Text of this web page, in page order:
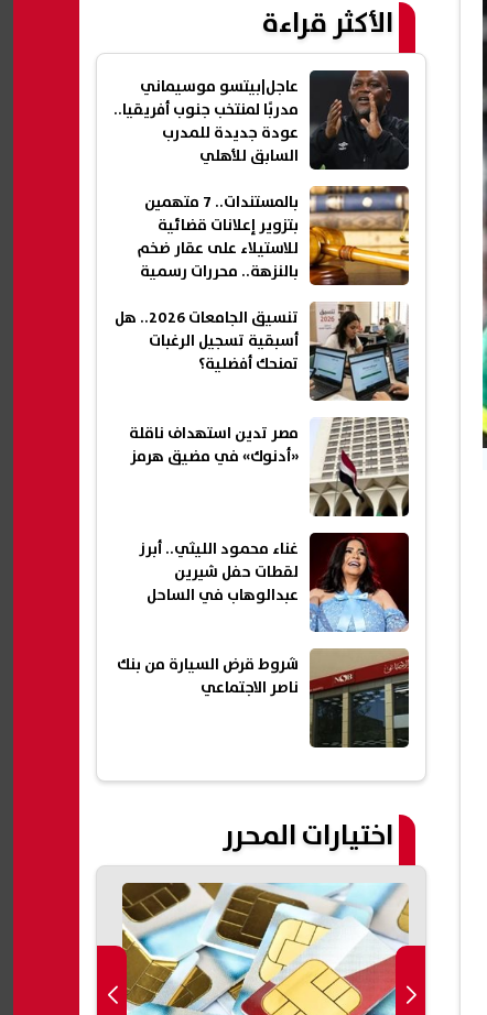
الأكثر قراءة
عاجل|بيتسو موسيماني
مدربًا لمنتخب جنوب أفريقيا..
عودة جديدة للمدرب
السابق للأهلي
بالمستندات.. 7 متهمين
بتزوير إعلانات قضائية
للاستيلاء على عقار ضخم
بالنزهة.. محررات رسمية
تنسيق الجامعات 2026.. هل
أسبقية تسجيل الرغبات
تمنحك أفضلية؟
مصر تدين استهداف ناقلة
«أدنوك» في مضيق هرمز
غناء محمود الليثي.. أبرز
لقطات حفل شيرين
عبدالوهاب في الساحل
شروط قرض السيارة من بنك
ناصر الاجتماعي
اختيارات المحرر